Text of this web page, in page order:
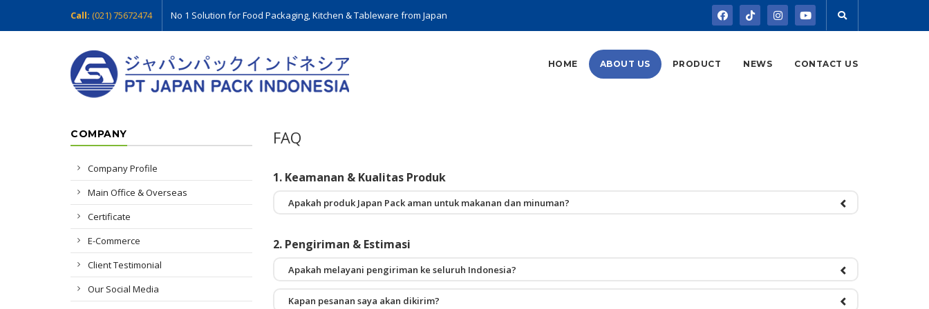
Call: (021) 75672474 No 1 Solution for Food Packaging, Kitchen & Tableware from Japan
HOME ABOUT US PRODUCT NEWS CONTACT US
COMPANY
Company Profile
Main Office & Overseas
Certificate
E-Commerce
Client Testimonial
Our Social Media
FAQ
1. Keamanan & Kualitas Produk
Apakah produk Japan Pack aman untuk makanan dan minuman?
keamanan dan standar kualitas konsumsi Anda.
2. Pengiriman & Estimasi
Apakah melayani pengiriman ke seluruh Indonesia?
Kapan pesanan saya akan dikirim?